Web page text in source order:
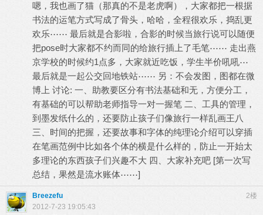
嗯，我也画了猫（那真的不是老虎啊），大家都把一根据
书法的运笔方式写成了骨头，哈哈，全程很欢乐，捣乱更
欢乐⋯⋯ 最后就是合影啦，合影的时候当旅行说可以随便
把pose时大家都不约而同的给旅行插上了毛笔⋯⋯ 走出燕
京学校的时候约1点多，大家就近吃饭，学生半价吼吼⋯
最后就是一起公交回地铁站⋯⋯ 另：不会发图，图都在微
博上 讨论: 一、助教要区分有书法基础和无，方便分工，
有基础的可以帮助老师指导一对一握笔 二、工具的管理，
到墨发纸什么的，还要防止孩子们像旅行一样乱画王八
三、时间的把握，还要故事和字体的纯理论介绍可以穿插
在笔画范例中比如各个体的横是什么样的，防止一开始太
多理论的东西孩子们兴趣不大 四、大家补充吧 [第一次写
总结，果然是流水账体⋯⋯]
2楼
Breezefu
2012-7-23 19:05:43